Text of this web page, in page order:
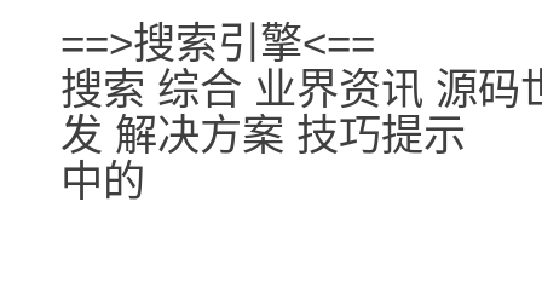
==>搜索引擎<==
搜索 综合 业界资讯 源码
发 解决方案 技巧提示
中的